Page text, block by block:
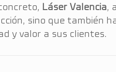
Láser Valencia,
sino que también
y valor a sus clientes.